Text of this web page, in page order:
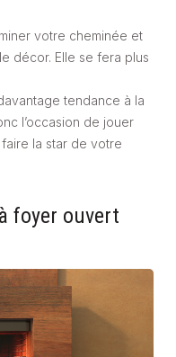
votre cheminée et
décor. Elle se fera plus
tendance à la
l’occasion de jouer
la star de votre
foyer ouvert